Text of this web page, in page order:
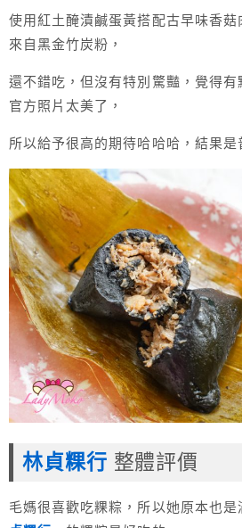
使用紅土醃漬鹹蛋黃搭配古早味香菇
來自黑金竹炭粉，
還不錯吃，但沒有特別驚豔，覺得有
官方照片太美了，
所以給予很高的期待哈哈哈，結果是
林貞粿行 整體評價
毛媽很喜歡吃粿粽，所以她原本也